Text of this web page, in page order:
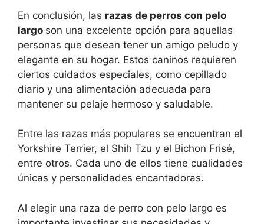
En conclusión, las razas de perros con pelo
largo son una excelente opción para aquellas
personas que desean tener un amigo peludo y
elegante en su hogar. Estos caninos requieren
ciertos cuidados especiales, como cepillado
diario y una alimentación adecuada para
mantener su pelaje hermoso y saludable.
Entre las razas más populares se encuentran el
Yorkshire Terrier, el Shih Tzu y el Bichon Frisé,
entre otros. Cada uno de ellos tiene cualidades
únicas y personalidades encantadoras.
Al elegir una raza de perro con pelo largo es